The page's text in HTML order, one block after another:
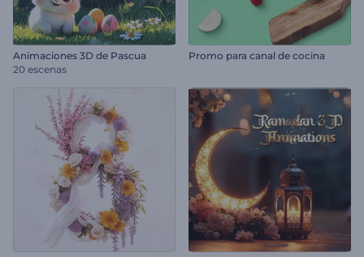
Animaciones 3D de Pascua
20 escenas
Promo para canal de cocina